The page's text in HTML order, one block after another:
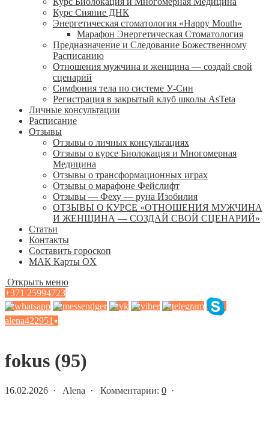
Курс Сияние ДНК
Энергетическая стоматология «Happy Mouth»
Марафон Энергетическая Cтоматология
Предназначение и Следование Божественному
Расписанию
Отношения мужчина и женщина — создай свой
сценарий
Симфония тела по системе У-Син
Регистрация в закрытый клуб школы AsTeta
Личные консультации
Расписание
Отзывы
Отзывы о личных консультациях
Отзывы о курсе Биолокация и Многомерная
Медицина
Отзывы о трансформационных играх
Отзывы о марафоне Фейслифт
Отзывы — Феху — руна Изобилия
ОТЗЫВЫ О КУРСЕ «ОТНОШЕНИЯ МУЖЧИНА
И ЖЕНЩИНА — СОЗДАЙ СВОЙ СЦЕНАРИЙ»
Статьи
Контакты
Составить гороскоп
МАК Карты OХ
Открыть меню
+371 25994723
alena422951 ▾
fokus (95)
16.02.2026 · Alena · Комментарии: 0 ·